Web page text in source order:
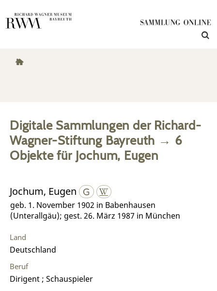
Digitale Sammlungen der Richard-
Wagner-Stiftung Bayreuth → 6
Objektefür Jochum, Eugen
Jochum, Eugen
geb. 1. November 1902 in Babenhausen
(Unterallgäu); gest. 26. März 1987 in München
Land
Deutschland
Beruf
Dirigent ; Schauspieler